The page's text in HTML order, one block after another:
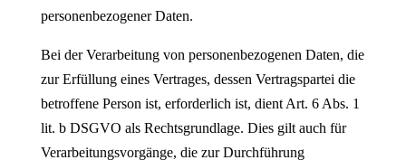
personenbezogener Daten.
Bei der Verarbeitung von personenbezogenen Daten, die
zur Erfüllung eines Vertrages, dessen Vertragspartei die
betroffene Person ist, erforderlich ist, dient Art. 6 Abs. 1
lit. b DSGVO als Rechtsgrundlage. Dies gilt auch für
Verarbeitungsvorgänge, die zur Durchführung